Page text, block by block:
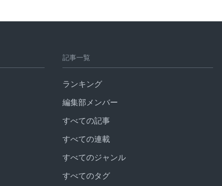
記事一覧
ランキング
編集部メンバー
すべての記事
すべての連載
すべてのジャンル
すべてのタグ